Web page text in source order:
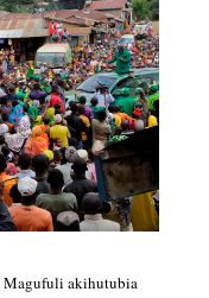
Magufuli akihutubia